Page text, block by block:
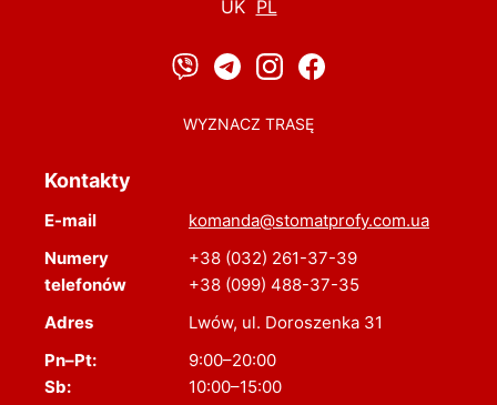
UK PL
WYZNACZ TRASĘ
Kontakty
E-mail
komanda@stomatprofy.com.ua
Numery
telefonów
+38 (032) 261-37-39
+38 (099) 488-37-35
Adres
Lwów, ul. Doroszenka 31
Pn–Pt:
Sb:
9:00–20:00
10:00–15:00